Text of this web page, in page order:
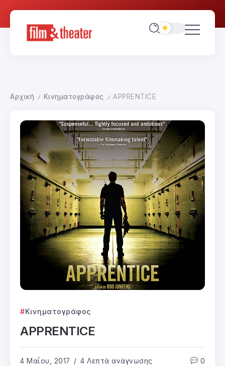
Αρχική / Κινηματογράφος / APPRENTICE
Κινηματογράφος
APPRENTICE
4 Μαΐου, 2017 4 Λεπτά ανάγνωσης 0